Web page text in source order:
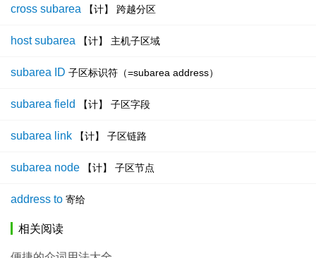
cross subarea 【计】 跨越分区
host subarea 【计】 主机子区域
subarea ID 子区标识符（=subarea address）
subarea field 【计】 子区字段
subarea link 【计】 子区链路
subarea node 【计】 子区节点
address to 寄给
相关阅读